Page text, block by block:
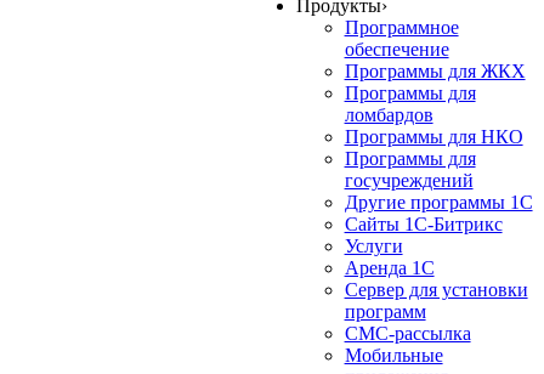
Продукты›
Программное
обеспечение
Программы для ЖКХ
Программы для
ломбардов
Программы для НКО
Программы для
госучреждений
Другие программы 1С
Сайты 1С-Битрикс
Услуги
Аренда 1С
Сервер для установки
программ
СМС-рассылка
Мобильные